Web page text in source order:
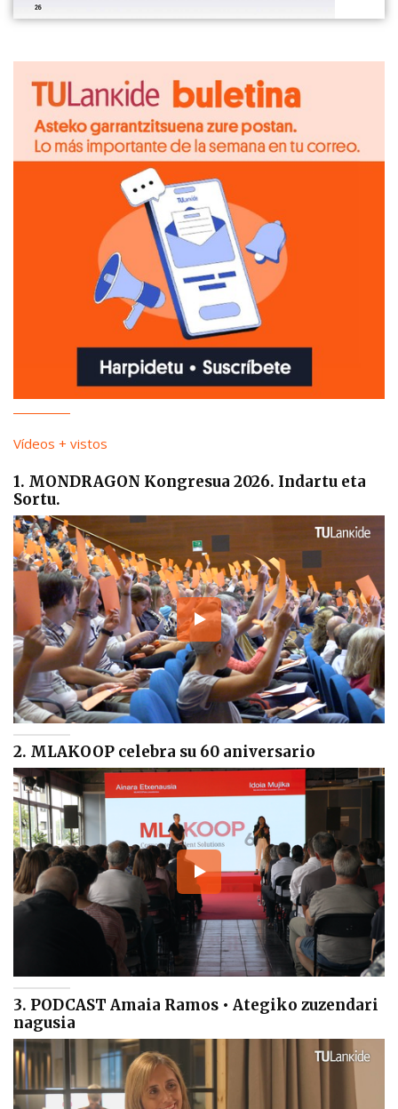
Vídeos + vistos
1. MONDRAGON Kongresua 2026. Indartu eta
Sortu.
2. MLAKOOP celebra su 60 aniversario
3. PODCAST Amaia Ramos • Ategiko zuzendari
nagusia